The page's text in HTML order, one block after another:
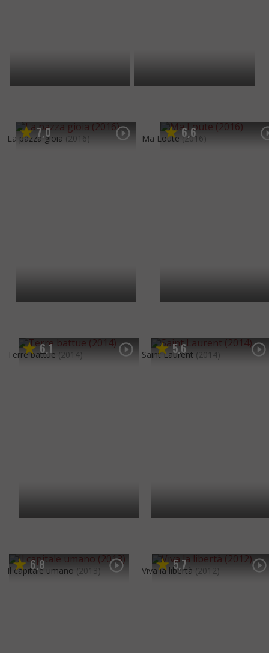
7,0
La pazza gioia (2016) 6,6
Ma Loute (2016)
6,1
Terre battue (2014) 5,6
Saint Laurent (2014)
6,8
Il capitale umano (2013) 5,7
Viva la libertà (2012)